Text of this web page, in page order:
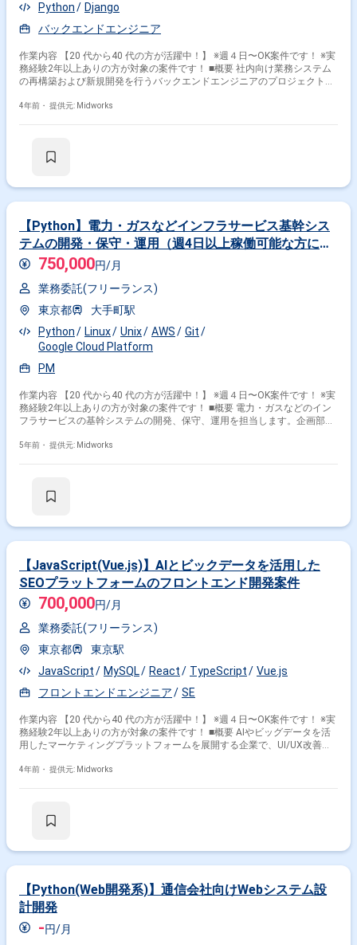
Python
Django
バックエンドエンジニア
作業内容 【20 代から40 代の方が活躍中！】 ※週４日〜OK案件です！ ※実
務経験2年以上ありの方が対象の案件です！ ■概要 社内向け業務システム
の再構築および新規開発を行うバックエンドエンジニアのプロジェクトで
で一貫して携わり、業務システムのバックエンドを担当します。複数のシ
計、詳細設計、製造、テストまでの一貫した対応 ・PythonおよびDjango
の経験とご希望に併せた案件のご紹介をさせて頂きます。 弊社は様々なプ
ロジェクトの提案を強みとしておりますので、お気軽にご相談頂けますと
幸いです。 ------------------------------------------------------------------ ※弊社では、法人、請負
いの案件は取り扱っておりません。
4年前・ 提供元: Midworks
【Python】電力・ガスなどインフラサービス基幹シス
テムの開発・保守・運用（週4日以上稼働可能な方にぴ
ったり・20代〜40代活躍中！）
750,000円/月
業務委託(フリーランス)
東京都
大手町駅
Python
Linux Unix AWS
Git
Google Cloud Platform
PM
作業内容 【20 代から40 代の方が活躍中！】 ※週４日〜OK案件です！ ※実
務経験2年以上ありの方が対象の案件です！ ■概要 電力・ガスなどのイン
フラサービスの基幹システムの開発、保守、運用を担当します。企画部門
い、システムの設計から実装、運用までを一貫して行います。 ■具体的な
プロジェクトの一員として、コミュニケーションを取りながら業務を進め
---------------------------------------------- ※弊社では、法人、請負いの案件は取り扱ってお
りません。
5年前・ 提供元: Midworks
【JavaScript(Vue.js)】AIとビックデータを活用した
SEOプラットフォームのフロントエンド開発案件
700,000円/月
業務委託(フリーランス)
東京都
東京駅
JavaScript
MySQL React TypeScript
Vue.js
フロントエンドエンジニア
SE
作業内容 【20 代から40 代の方が活躍中！】 ※週４日〜OK案件です！ ※実
務経験2年以上ありの方が対象の案件です！ ■概要 AIやビッグデータを活
用したマーケティングプラットフォームを展開する企業で、UI/UX改善を
トエンドとバックエンドが統合されたシステムの段階的なリプレイスが進
したフロントエンド開発 ・UI/UX改善のための設計および実装 ・AWSイン
案件の経験とご希望に併せた案件のご紹介をさせて頂きます。 弊社は様々
なプロジェクトの提案を強みとしておりますので、お気軽にご相談頂けま
すと幸いです。 ------------------------------------------------------------------ ※弊社では、法人、
請負いの案件は取り扱っておりません。
4年前・ 提供元: Midworks
【Python(Web開発系)】通信会社向けWebシステム設
計開発
-円/月